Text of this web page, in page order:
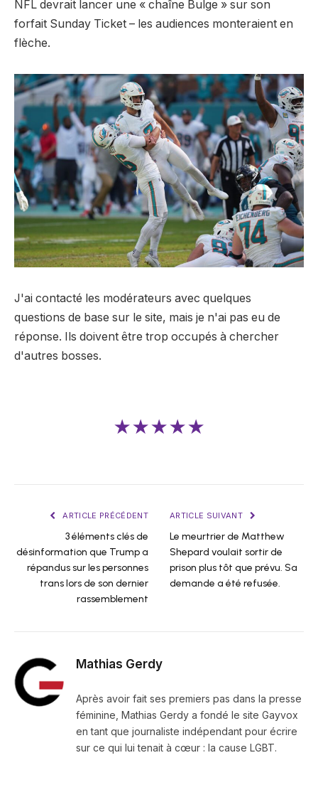
NFL devrait lancer une « chaîne Bulge » sur son
forfait Sunday Ticket – les audiences monteraient en
flèche.
J'ai contacté les modérateurs avec quelques
questions de base sur le site, mais je n'ai pas eu de
réponse. Ils doivent être trop occupés à chercher
d'autres bosses.
★★★★★
ARTICLE PRÉCÉDENT
3 éléments clés de
désinformation que Trump a
répandus sur les personnes
trans lors de son dernier
rassemblement
ARTICLE SUIVANT
Le meurtrier de Matthew
Shepard voulait sortir de
prison plus tôt que prévu. Sa
demande a été refusée.
Mathias Gerdy
Après avoir fait ses premiers pas dans la presse
féminine, Mathias Gerdy a fondé le site Gayvox
en tant que journaliste indépendant pour écrire
sur ce qui lui tenait à cœur : la cause LGBT.